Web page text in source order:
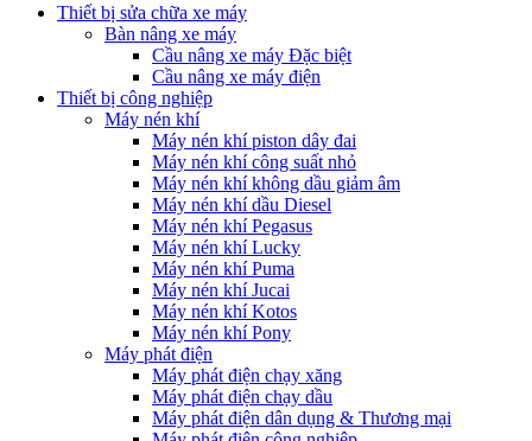
Thiết bị sửa chữa xe máy
Bàn nâng xe máy
Cầu nâng xe máy Đặc biệt
Cầu nâng xe máy điện
Thiết bị công nghiệp
Máy nén khí
Máy nén khí piston dây đai
Máy nén khí công suất nhỏ
Máy nén khí không dầu giảm âm
Máy nén khí dầu Diesel
Máy nén khí Pegasus
Máy nén khí Lucky
Máy nén khí Puma
Máy nén khí Jucai
Máy nén khí Kotos
Máy nén khí Pony
Máy phát điện
Máy phát điện chạy xăng
Máy phát điện chạy dầu
Máy phát điện dân dụng & Thương mại